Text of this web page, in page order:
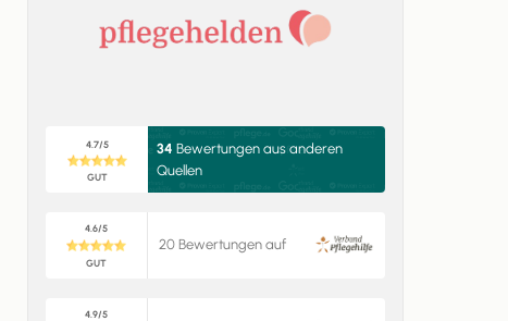
4.7/5
GUT
34 Bewertungen aus anderen
Quellen
4.6/5
GUT
20 Bewertungen auf
4.9/5